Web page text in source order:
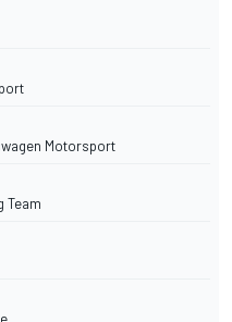
Motorsport
Team